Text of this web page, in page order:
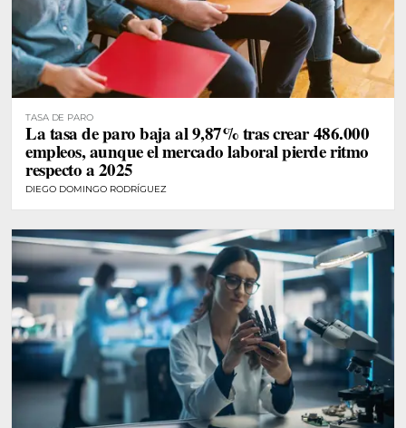
TASA DE PARO
La tasa de paro baja al 9,87% tras crear 486.000
empleos, aunque el mercado laboral pierde ritmo
respecto a 2025
DIEGO DOMINGO RODRÍGUEZ